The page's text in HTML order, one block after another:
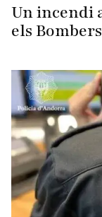
Un incendi
els